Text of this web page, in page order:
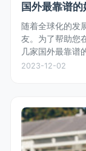
国外最靠谱
随着全球化的发
友。为了帮助您
几家国外最靠谱
2023-12-02